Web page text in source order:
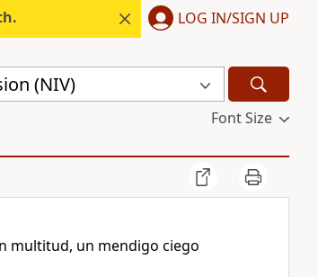
LOG IN/SIGN UP
(NIV)
Font Size
multitud, un mendigo ciego